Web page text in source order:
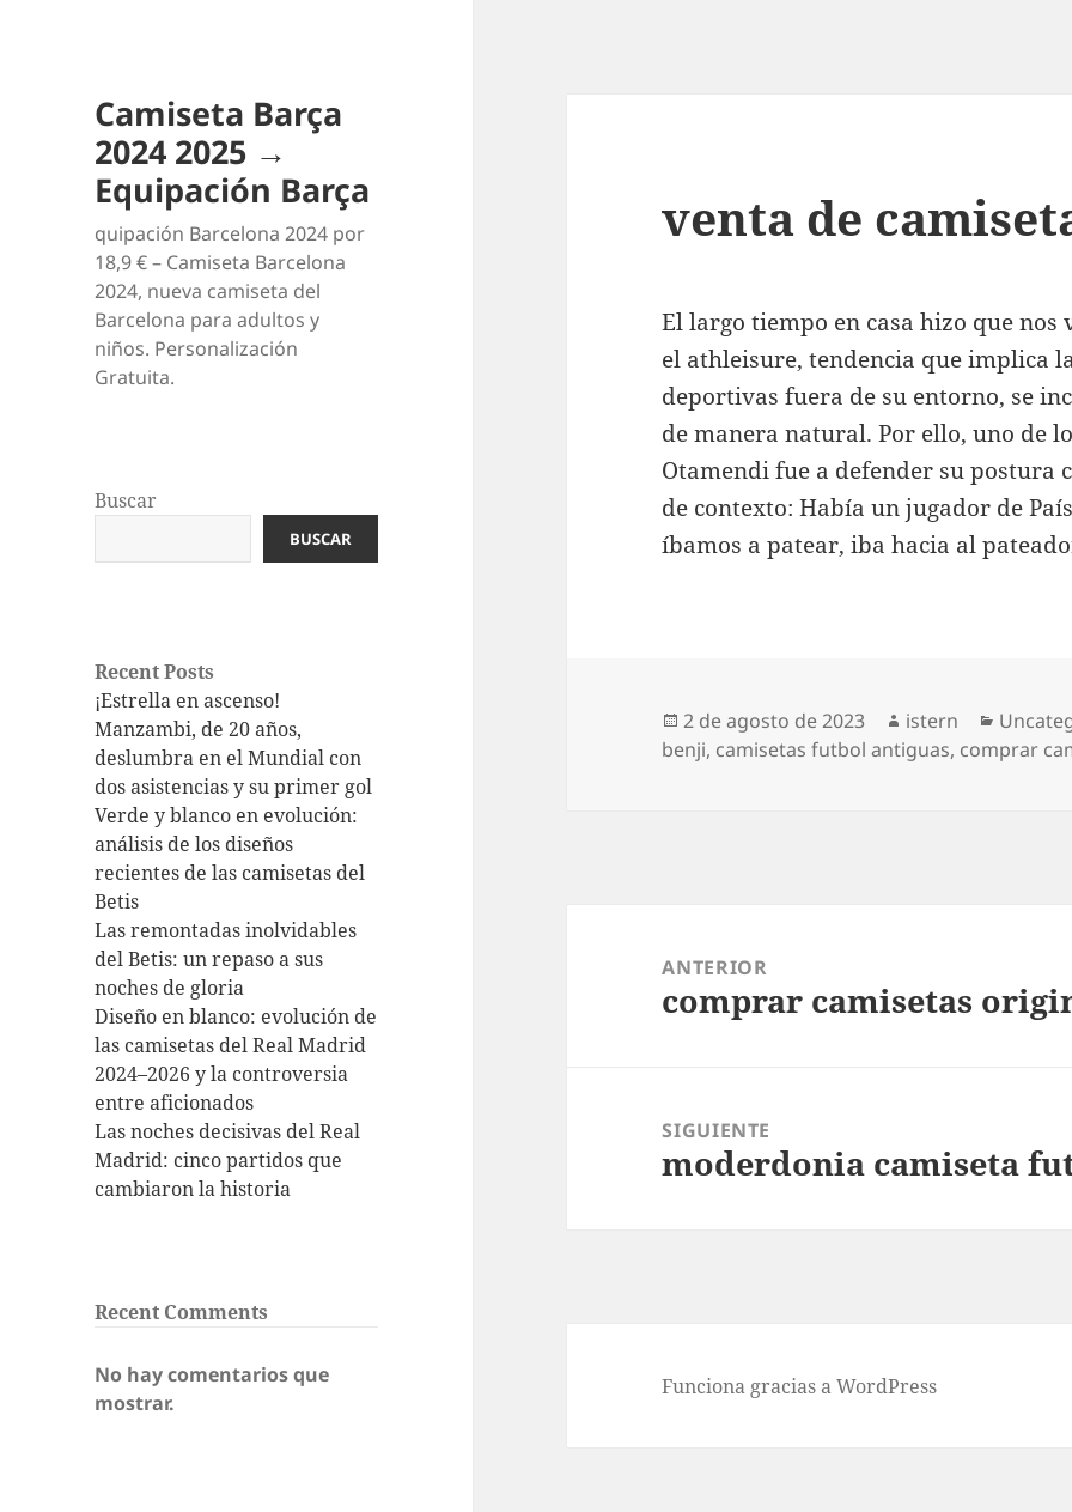
Camiseta Barça
2024 2025 →
Equipación Barça
quipación Barcelona 2024 por
18,9 € – Camiseta Barcelona
2024, nueva camiseta del
Barcelona para adultos y
niños. Personalización
Gratuita.
Buscar
BUSCAR
Recent Posts
¡Estrella en ascenso!
Manzambi, de 20 años,
deslumbra en el Mundial con
dos asistencias y su primer gol
Verde y blanco en evolución:
análisis de los diseños
recientes de las camisetas del
Betis
Las remontadas inolvidables
del Betis: un repaso a sus
noches de gloria
Diseño en blanco: evolución de
las camisetas del Real Madrid
2024–2026 y la controversia
entre aficionados
Las noches decisivas del Real
Madrid: cinco partidos que
cambiaron la historia
Recent Comments
No hay comentarios que
mostrar.
venta de
El largo tiempo en casa hizo que nos
el athleisure, tendencia que implica
deportivas fuera de su entorno, se
de manera natural. Por ello, uno de
Otamendi fue a defender su postura
de contexto: Había un jugador de
íbamos a patear, iba hacia al
Publicado
el
2 de agosto de 2023 Autor
istern
benji, camisetas futbol antiguas, comprar
entradas
ANTERIOR
Entrada
comprar camisetas
SIGUIENTE
Entrada
moderdonia camiseta
Funciona gracias a WordPress